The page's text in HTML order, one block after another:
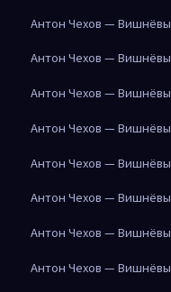
Антон Чехов —
Антон Чехов —
Антон Чехов —
Антон Чехов —
Антон Чехов —
Антон Чехов —
Антон Чехов —
Антон Чехов —